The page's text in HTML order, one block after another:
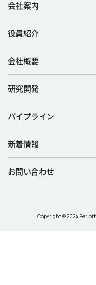
会社案内
役員紹介
会社概要
研究開発
パイプライン
新着情報
お問い合わせ
Copyright © 2024